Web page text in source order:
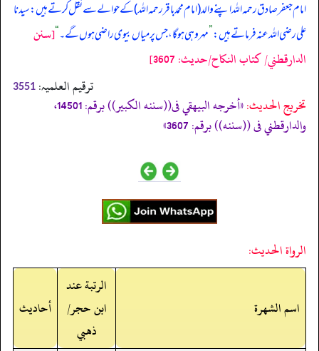
امام جعفر صادق رحمہ اللہ اپنے والد (امام محمد باقر رحمہ اللہ) کے حوالے سے نقل کرتے ہیں: سیدنا
علی رضی اللہ عنہ فرماتے ہیں:”مہر وہی ہو گا، جس پر میاں بیوی راضی ہوں گے۔“[سنن
الدارقطني/ كتاب النكاح/حدیث: 3607]
ترقیم العلمیہ: 3551
تخریج الحدیث:
«أخرجه البيهقي فى((سننه الكبير)) برقم: 14501،
والدارقطني فى ((سننه)) برقم: 3607»
الرواة الحديث:
اسم الشهرة
الرتبة عند
ابن حجر/
ذهبي
أحاديث